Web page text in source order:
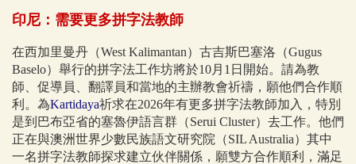
印尼：需要更多拼字法教師
在西加里曼丹（West Kalimantan）古吉斯巴塞洛（Gugus
Baselo）舉行的拼字法工作坊將於10月1日開始。請為教
師、促導員、翻譯員和當地的主辦教會祈禱，願他們合作順
利。為Kartidaya祈求在2026年有更多拼字法教師加入，特別
是到巴布亞省的塞魯伊語言群（Serui Cluster）去工作。他們
正在與澳洲世界少數民族語文研究院（SIL Australia）其中
一名拼字法教師探求建立伙伴關係，願雙方合作順利，滿足